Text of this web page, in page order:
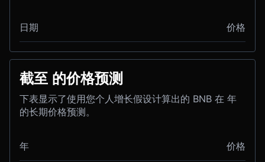
日期 价格
截至 的价格预测
下表显示了使用您个人增长假设计算出的 BNB 在 年
的长期价格预测。
年 价格